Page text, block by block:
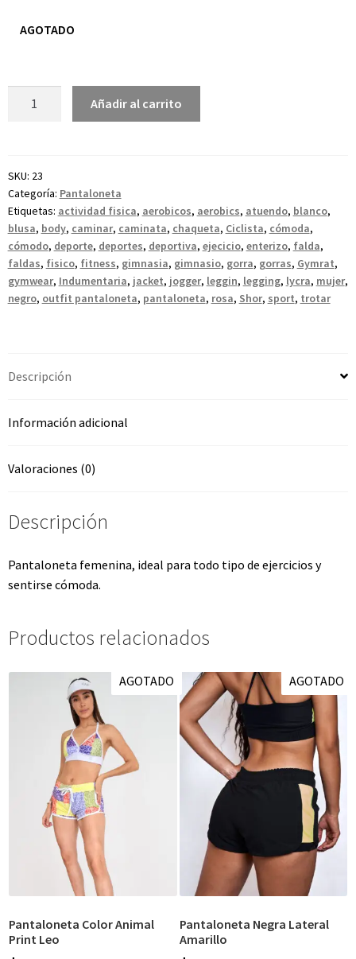
AGOTADO
Añadir al carrito
SKU: 23
Categoría: Pantaloneta
Etiquetas: actividad fisica, aerobicos, aerobics, atuendo, blanco,
blusa, body, caminar, caminata, chaqueta, Ciclista, cómoda,
cómodo, deporte, deportes, deportiva, ejecicio, enterizo, falda,
faldas, fisico, fitness, gimnasia, gimnasio, gorra, gorras, Gymrat,
gymwear, Indumentaria, jacket, jogger, leggin, legging, lycra, mujer,
negro, outfit pantaloneta, pantaloneta, rosa, Shor, sport, trotar
Descripción
Información adicional
Valoraciones (0)
Descripción
Pantaloneta femenina, ideal para todo tipo de ejercicios y
sentirse cómoda.
Productos relacionados
AGOTADO
Pantaloneta Color Animal
Print Leo
AGOTADO
Pantaloneta Negra Lateral
Amarillo